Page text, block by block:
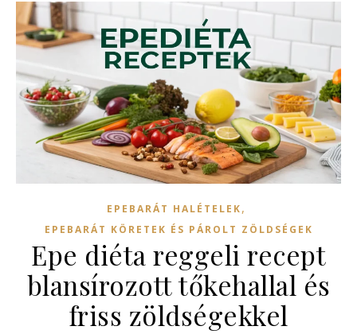
EPEBARÁT HALÉTELEK,
EPEBARÁT KÖRETEK ÉS PÁROLT ZÖLDSÉGEK
Epe diéta reggeli recept
blansírozott tőkehallal és
friss zöldségekkel